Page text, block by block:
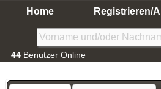
Home Registrieren/
44 Benutzer Online